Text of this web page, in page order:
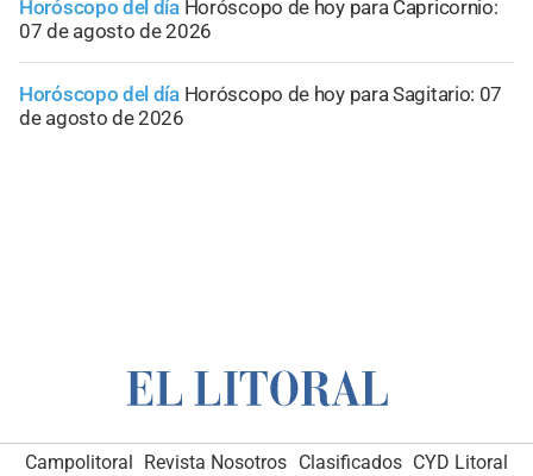
Horóscopo del día Horóscopo de hoy para Capricornio:
07 de agosto de 2026
Horóscopo del día Horóscopo de hoy para Sagitario: 07
de agosto de 2026
Campolitoral Revista Nosotros Clasificados CYD Litoral